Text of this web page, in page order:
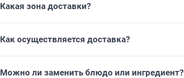
Какая зона доставки?
Как осуществляется доставка?
Можно ли заменить блюдо или ингредиент?